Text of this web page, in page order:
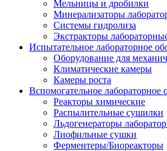
Мельницы и дробилки
Минерализаторы
Системы гидролиза
Экстракторы
Испытательное лабораторное
Оборудование для
Климатические камеры
Камеры роста
Вспомогательное лабораторное
Реакторы химические
Распылительные сушилки
Льдогенераторы
Лиофильные сушки
Ферментеры/Биореакторы